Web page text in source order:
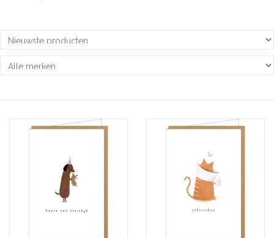
Cadeaubonnen